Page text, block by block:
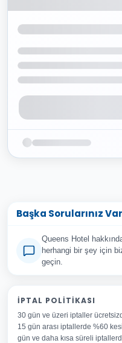
Başka Sorularınız
Queens Hotel
herhangi bir şey için
geçin.
Adınız Soyadınız
E-posta Adresiniz
Konu
İPTAL POLITIKASI
30 gün ve üzeri iptaller
15 gün arası iptallerde %60
gün ve daha kısa süreli